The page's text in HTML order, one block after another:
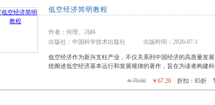
低空经济简明教程
作者：何理、冯科
出版社：中国科学技术出版社 出版时间：2026-07-1
低空经济作为新兴支柱产业，不仅关系到中国经济的高质量发
统阐述低空经济基本运行和发展规律的著作，旨在为读者构建
￥79.00 ￥67.20 折扣：85折